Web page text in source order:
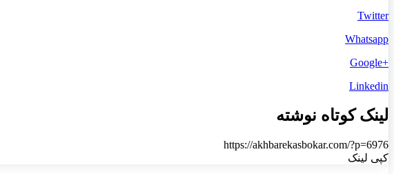
Twitter
Whatsapp
+Google
Linkedin
لینک کوتاه نوشته
https://akhbarekasbokar.com/?p=6976
کپی لینک